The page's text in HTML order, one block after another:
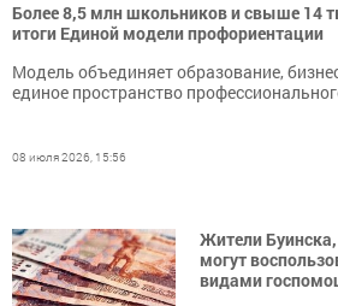
Более 8,5 млн школьников и свыше 14
итоги Единой модели профориентации
Модель объединяет образование,
единое пространство
08 июля 2026, 15:56
Жители
могут
видами